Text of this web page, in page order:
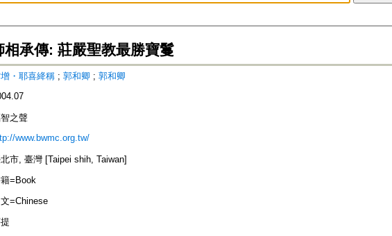
承傳: 莊嚴聖教最勝寶鬘
・耶喜絳稱 ; 郭和卿 ; 郭和卿
之聲
www.bwmc.org.tw/
市, 臺灣 [Taipei shih, Taiwan]
=Book
=Chinese